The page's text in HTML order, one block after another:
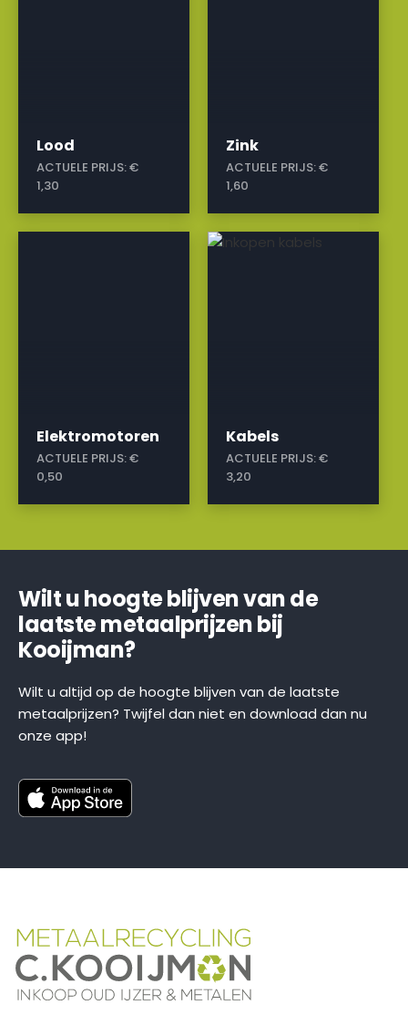
Lood
ACTUELE PRIJS:€
1,30
Zink
ACTUELE PRIJS:€
1,60
Elektromotoren
ACTUELE PRIJS:€
0,50
Kabels
ACTUELE PRIJS:€
3,20
a
Wilt u hoogte blijven van de
laatste metaalprijzen bij
Kooijman?
Wilt u altijd op de hoogte blijven van de laatste
metaalprijzen? Twijfel dan niet en download dan nu
onze app!